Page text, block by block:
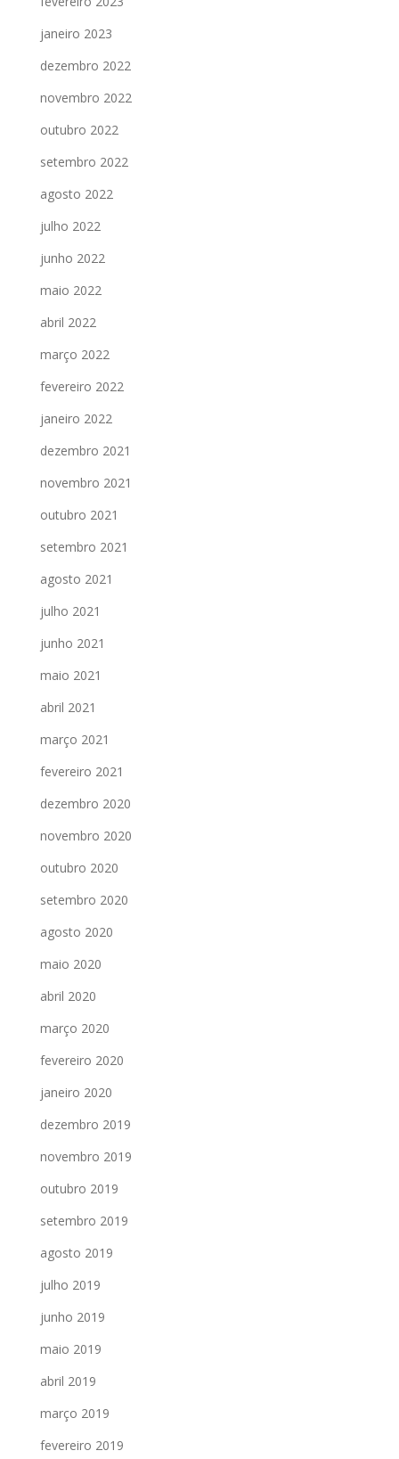
janeiro 2023
dezembro 2022
novembro 2022
outubro 2022
setembro 2022
agosto 2022
julho 2022
junho 2022
maio 2022
abril 2022
março 2022
fevereiro 2022
janeiro 2022
dezembro 2021
novembro 2021
outubro 2021
setembro 2021
agosto 2021
julho 2021
junho 2021
maio 2021
abril 2021
março 2021
fevereiro 2021
dezembro 2020
novembro 2020
outubro 2020
setembro 2020
agosto 2020
maio 2020
abril 2020
março 2020
fevereiro 2020
janeiro 2020
dezembro 2019
novembro 2019
outubro 2019
setembro 2019
agosto 2019
julho 2019
junho 2019
maio 2019
abril 2019
março 2019
fevereiro 2019